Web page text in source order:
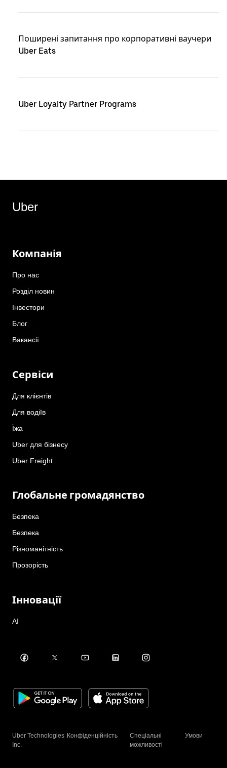
Поширені запитання про корпоративні ваучери
Uber Eats
Uber Loyalty Partner Programs
Uber
Компанія
Про нас
Розділ новин
Інвестори
Блог
Вакансії
Сервіси
Для клієнтів
Для водіїв
Їжа
Uber для бізнесу
Uber Freight
Глобальне громадянство
Безпека
Безпека
Різноманітність
Прозорість
Інновації
AI
Uber Technologies
Inc.
Конфіденційність
Спеціальні
можливості
Умови